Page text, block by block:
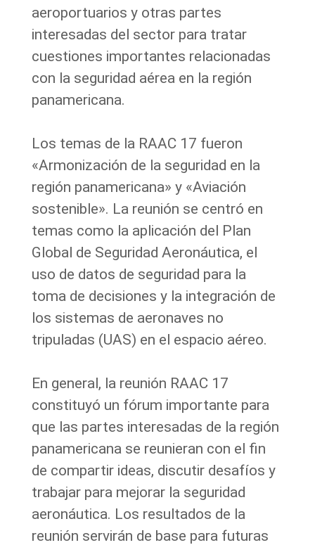
aeroportuarios y otras partes
interesadas del sector para tratar
cuestiones importantes relacionadas
con la seguridad aérea en la región
panamericana.
Los temas de la RAAC 17 fueron
«Armonización de la seguridad en la
región panamericana» y «Aviación
sostenible». La reunión se centró en
temas como la aplicación del Plan
Global de Seguridad Aeronáutica, el
uso de datos de seguridad para la
toma de decisiones y la integración de
los sistemas de aeronaves no
tripuladas (UAS) en el espacio aéreo.
En general, la reunión RAAC 17
constituyó un fórum importante para
que las partes interesadas de la región
panamericana se reunieran con el fin
de compartir ideas, discutir desafíos y
trabajar para mejorar la seguridad
aeronáutica. Los resultados de la
reunión servirán de base para futuras